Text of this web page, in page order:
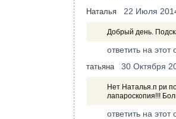
Наталья 22 Июля
Добрый день.
ответить на этот
татьяна 30 Октября
Нет Наталья.п ри
лапароскопия!!!
ответить на этот